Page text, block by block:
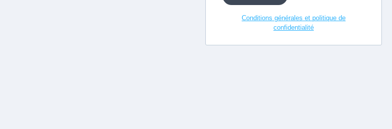
Conditions générales et politique de
confidentialité